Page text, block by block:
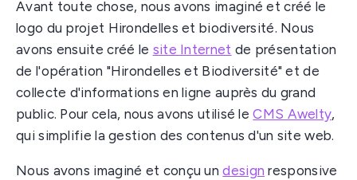
Avant toute chose, nous avons imaginé et créé le
logo du projet Hirondelles et biodiversité. Nous
avons ensuite créé le site Internet de présentation
de l'opération "Hirondelles et Biodiversité" et de
collecte d'informations en ligne auprès du grand
public. Pour cela, nous avons utilisé leCMS Awelty,
qui simplifie la gestion des contenus d'un site web.
Nous avons imaginé et conçu undesign responsive